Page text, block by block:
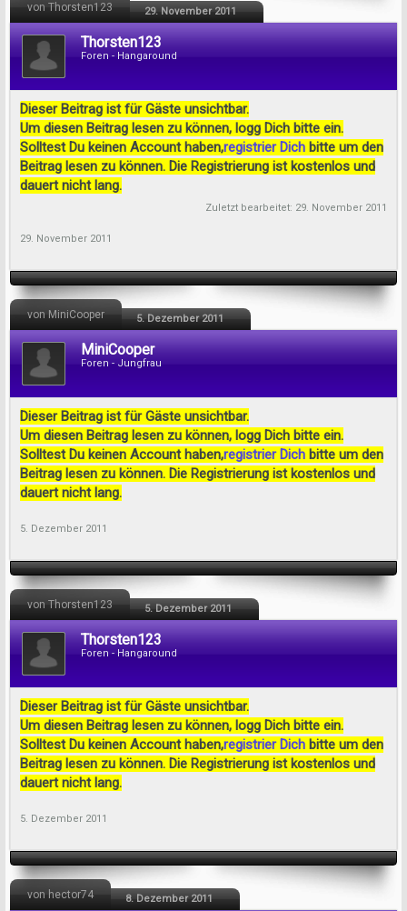
von Thorsten123 29. November 2011
Thorsten123
Foren - Hangaround
Dieser Beitrag ist für Gäste unsichtbar.
Um diesen Beitrag lesen zu können, logg Dich bitte ein.
Solltest Du keinen Account haben,registrier Dich bitte um den
Beitrag lesen zu können. Die Registrierung ist kostenlos und
dauert nicht lang.
Zuletzt bearbeitet: 29. November 2011
29. November 2011
von MiniCooper 5. Dezember 2011
MiniCooper
Foren - Jungfrau
Dieser Beitrag ist für Gäste unsichtbar.
Um diesen Beitrag lesen zu können, logg Dich bitte ein.
Solltest Du keinen Account haben,registrier Dich bitte um den
Beitrag lesen zu können. Die Registrierung ist kostenlos und
dauert nicht lang.
5. Dezember 2011
von Thorsten123 5. Dezember 2011
Thorsten123
Foren - Hangaround
Dieser Beitrag ist für Gäste unsichtbar.
Um diesen Beitrag lesen zu können, logg Dich bitte ein.
Solltest Du keinen Account haben,registrier Dich bitte um den
Beitrag lesen zu können. Die Registrierung ist kostenlos und
dauert nicht lang.
5. Dezember 2011
von hector74 8. Dezember 2011